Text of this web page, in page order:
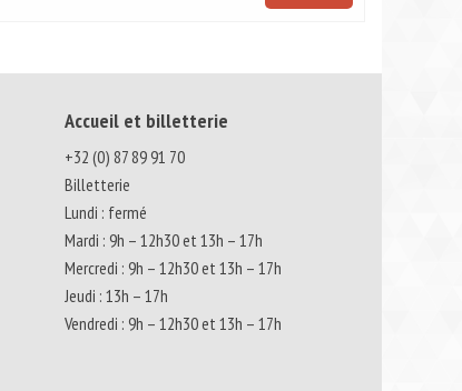
Accueil et billetterie
+32 (0) 87 89 91 70
Billetterie
Lundi : fermé
Mardi : 9h – 12h30 et 13h – 17h
Mercredi : 9h – 12h30 et 13h – 17h
Jeudi : 13h – 17h
Vendredi : 9h – 12h30 et 13h – 17h